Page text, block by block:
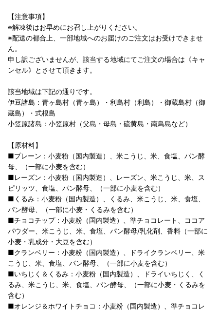
【注意事項】
※解凍後はお早めにお召し上がりください。
※配送の都合上、一部地域へのお届けのご注文はお受けできませ
ん。
申し訳ございませんが、該当する地域にてご注文の場合は《キャ
ンセル》とさせて頂きます。
該当地域は下記の通りです。
伊豆諸島：青ヶ島村（青ヶ島）・利島村（利島）・御蔵島村（御
蔵島）・式根島
小笠原諸島：小笠原村（父島・母島・硫黄島・南鳥島など）
【原材料】
■プレーン：小麦粉（国内製造）、米こうじ、米、食塩、パン酵
母、（一部に小麦を含む）
■レーズン：小麦粉（国内製造）、レーズン、米こうじ、米、ス
ピリッツ、食塩、パン酵母、（一部に小麦を含む）
■くるみ：小麦粉（国内製造）、くるみ、米こうじ、米、食塩、
パン酵母、（一部に小麦・くるみを含む）
■チョコチップ：小麦粉（国内製造）、準チョコレート、ココア
パウダー、米こうじ、米、食塩、パン酵母/乳化剤、香料（一部に
小麦・乳成分・大豆を含む）
■クランベリー：小麦粉（国内製造）、ドライクランベリー、米
こうじ、米、食塩、パン酵母、（一部に小麦を含む）
■いちじく＆くるみ：小麦粉（国内製造）、ドライいちじく、く
るみ、米こうじ、米、食塩、パン酵母、（一部に小麦・くるみを
含む）
■オレンジ＆ホワイトチョコ：小麦粉（国内製造）、準チョコレ